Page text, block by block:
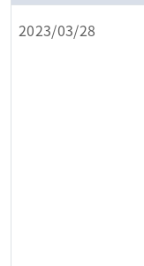
2023/03/28